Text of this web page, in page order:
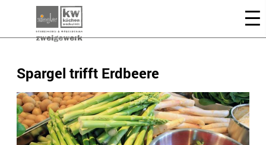
Spargel trifft Erdbeere